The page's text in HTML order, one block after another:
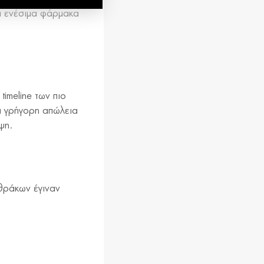
ενέσιμα φάρμακα
των πιο
γρήγορη απώλεια
έγιναν